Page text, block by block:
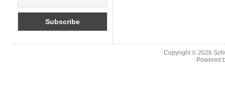
Copyright © 2026
Powered